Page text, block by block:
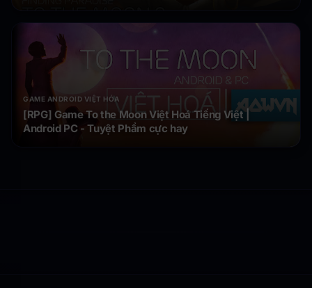
GAME ANDROID VIỆT HÓA
[RPG] Game To the Moon Việt Hoá Tiếng Việt |
Android PC - Tuyệt Phẩm cực hay